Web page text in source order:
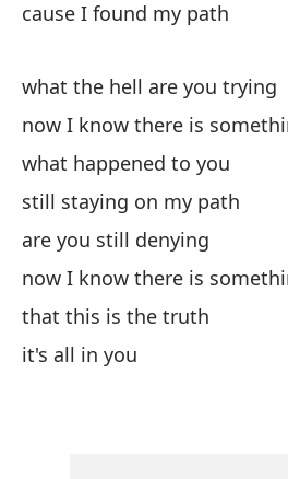
cause I found my path
what the hell are you trying
now I know there is
what happened to you
still staying on my path
are you still denying
now I know there is
that this is the truth
it's all in you